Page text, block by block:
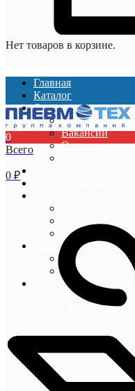
Нет товаров в корзине.
Главная
Каталог
О компании
О компании
Вакансии
Отзывы
Акции и скидки
Информация
Блог
Новости
Контакты
0
Всего
0 ₽